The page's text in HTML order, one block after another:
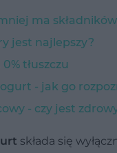
ma
jest najlepszy?
tłuszczu
- jak go
- czy jest
składa się